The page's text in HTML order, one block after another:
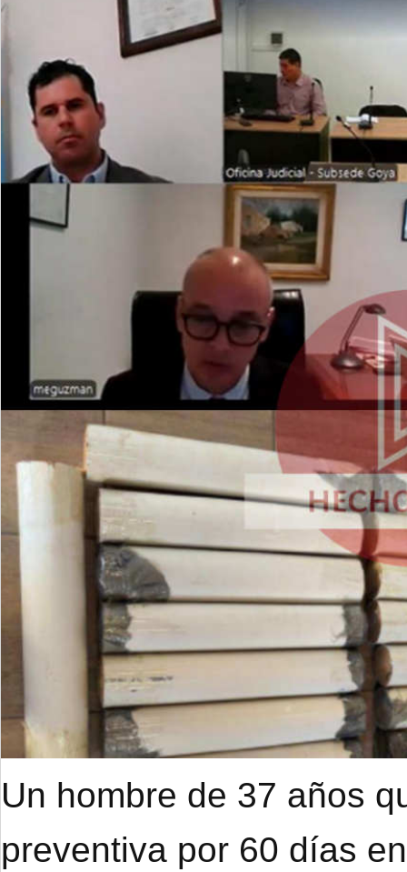
Un hombre de 37 años
preventiva por 60 días